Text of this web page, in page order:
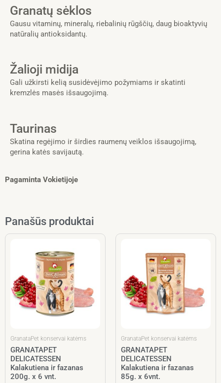
Granatų sėklos
Gausu vitaminų, mineralų, riebalinių rūgščių, daug bioaktyvių
natūralių antioksidantų.
Žalioji midija
Gali užkirsti kelią susidėvėjimo požymiams ir skatinti
kremzlės masės išsaugojimą.
Taurinas
Skatina regėjimo ir širdies raumenų veiklos išsaugojimą,
gerina katės savijautą.
Pagaminta Vokietijoje
Panašūs produktai
GranataPet konservai katėms
GRANATAPET
DELICATESSEN
Kalakutiena ir fazanas
200g. x 6 vnt.
GranataPet konservai katėms
GRANATAPET
DELICATESSEN
Kalakutiena ir fazanas
85g. x 6vnt.